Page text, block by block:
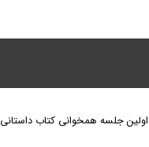
اولین جلسه همخوانی کتاب داستانی